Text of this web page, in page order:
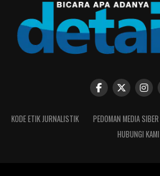
KODE ETIK JURNALISTIK PEDOMAN MEDIA SIBER
HUBUNGI KAMI